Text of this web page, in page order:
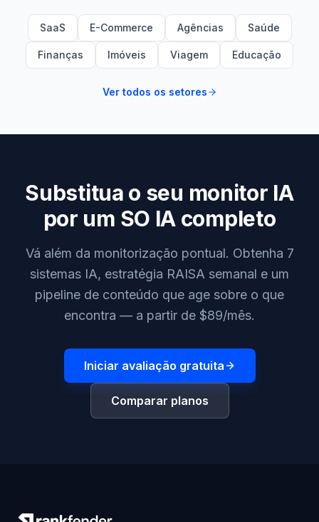
SaaS E-Commerce Agências Saúde
Finanças Imóveis Viagem Educação
Ver todos os setores
Substitua o seu monitor IA
por um SO IA completo
Vá além da monitorização pontual. Obtenha 7
sistemas IA, estratégia RAISA semanal e um
pipeline de conteúdo que age sobre o que
encontra — a partir de $89/mês.
Iniciar avaliação gratuita
Comparar planos